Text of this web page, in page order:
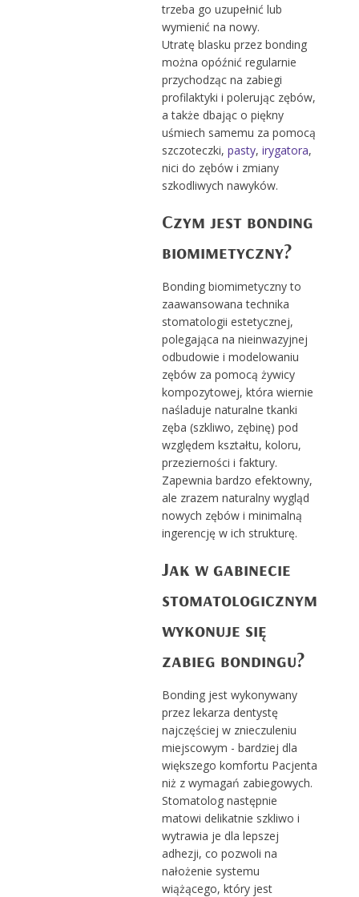
trzeba go uzupełnić lub
wymienić na nowy.
Utratę blasku przez bonding
można opóźnić regularnie
przychodząc na zabiegi
profilaktyki i polerując zębów,
a także dbając o piękny
uśmiech samemu za pomocą
szczoteczki, pasty, irygatora,
nici do zębów i zmiany
szkodliwych nawyków.
Czym jest bonding
biomimetyczny?
Bonding biomimetyczny to
zaawansowana technika
stomatologii estetycznej,
polegająca na nieinwazyjnej
odbudowie i modelowaniu
zębów za pomocą żywicy
kompozytowej, która wiernie
naśladuje naturalne tkanki
zęba (szkliwo, zębinę) pod
względem kształtu, koloru,
przezierności i faktury.
Zapewnia bardzo efektowny,
ale zrazem naturalny wygląd
nowych zębów i minimalną
ingerencję w ich strukturę.
Jak w gabinecie
stomatologicznym
wykonuje się
zabieg bondingu?
Bonding jest wykonywany
przez lekarza dentystę
najczęściej w znieczuleniu
miejscowym - bardziej dla
większego komfortu Pacjenta
niż z wymagań zabiegowych.
Stomatolog następnie
matowi delikatnie szkliwo i
wytrawia je dla lepszej
adhezji, co pozwoli na
nałożenie systemu
wiążącego, który jest